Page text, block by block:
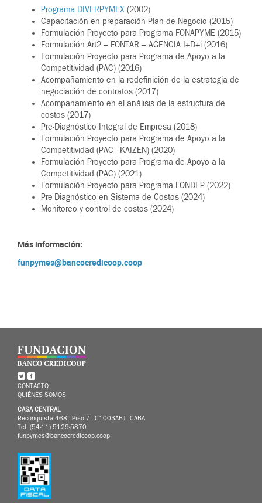
Programa DIVERPYMEX (2002)
Capacitación en preparación Plan de Negocio (2015)
Formulación Proyecto para Programa FONAPYME (2015)
Formulación Art2 – FONTAR – AGENCIA I+D+i (2016)
Formulación Proyecto para Programa de Apoyo a la
Competitividad (PAC) (2016)
Acompañamiento en la redefinición de la estrategia de
negociación de contratos (2017)
Acompañamiento en el análisis de la estructura de
costos (2017)
Pre-Diagnóstico Integral de Empresa (2018)
Formulación Proyecto para Programa de Apoyo a la
Competitividad (PAC - KAIZEN) (2020)
Formulación Proyecto para Programa de Apoyo a la
Competitividad (PAC) (2021)
Formulación Proyecto para Programa FONDEP (2022)
Pre-Diagnóstico en Sistema de Costos (2024)
Monitoreo y control de costos (2024)
Más información:
funpymes@bancocredicoop.coop
CONTACTO
QUIÉNES SOMOS
CASA CENTRAL
Reconquista 468 - Piso 7 - C1003ABJ - CABA
Tel. (54-11) 5129-5870
funpymes@bancocredicoop.coop